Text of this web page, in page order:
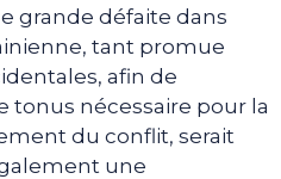
grande défaite dans
tant promue
afin de
tonus nécessaire pour la
du conflit, serait
une